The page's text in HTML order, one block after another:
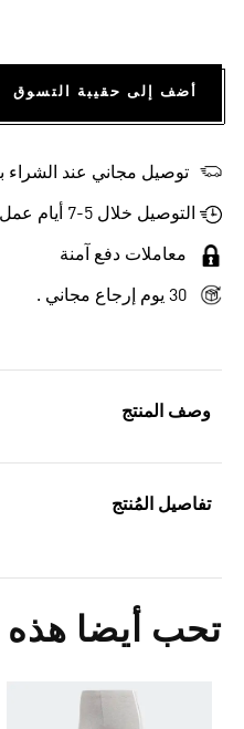
وصف المنتج
تفاصيل المُنتج
تحب أيضا هذه
أضف إلى حقيبة التسوق
توصيل مجاني عند الشراء
التوصيل خلال 5-7 أيام عمل
معاملات دفع آمنة